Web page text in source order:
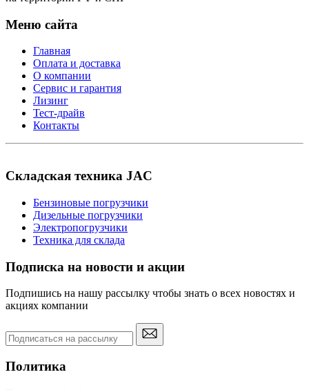
Меню сайта
Главная
Оплата и доставка
О компании
Сервис и гарантия
Лизинг
Тест-драйв
Контакты
Складская техника JAC
Бензиновые погрузчики
Дизельные погрузчики
Электропогрузчики
Техника для склада
Подписка на новости и акции
Подпишись на нашу рассылку чтобы знать о всех новостях и
акциях компании
Политика